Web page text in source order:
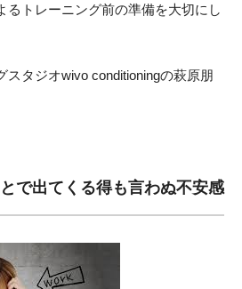
るトレーニング前の準備を大切にし
スタジオwivo conditioningの萩原朋
で出てくる得も言わぬ不安感